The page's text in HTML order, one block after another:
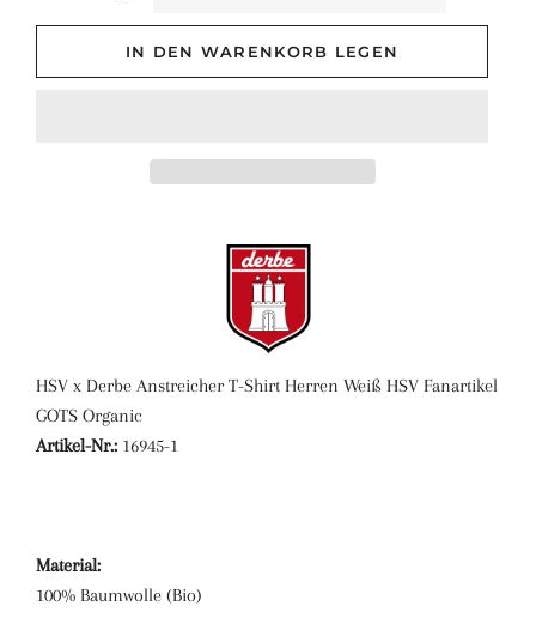
IN DEN WARENKORB LEGEN
HSV x Derbe Anstreicher T-Shirt Herren Weiß HSV Fanartikel
GOTS Organic
Artikel-Nr.: 16945-1
Material:
100% Baumwolle (Bio)